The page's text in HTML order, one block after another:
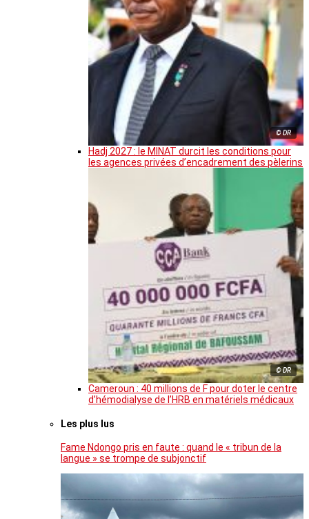
© DR
Hadj 2027 : le MINAT durcit les conditions pour
les agences privées d’encadrement des pèlerins
© DR
Cameroun : 40 millions de F pour doter le centre
d’hémodialyse de l’HRB en matériels médicaux
Les plus lus
Fame Ndongo pris en faute : quand le « tribun de la
langue » se trompe de subjonctif